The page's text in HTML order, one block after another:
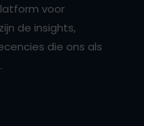
voor
de insights,
die ons als